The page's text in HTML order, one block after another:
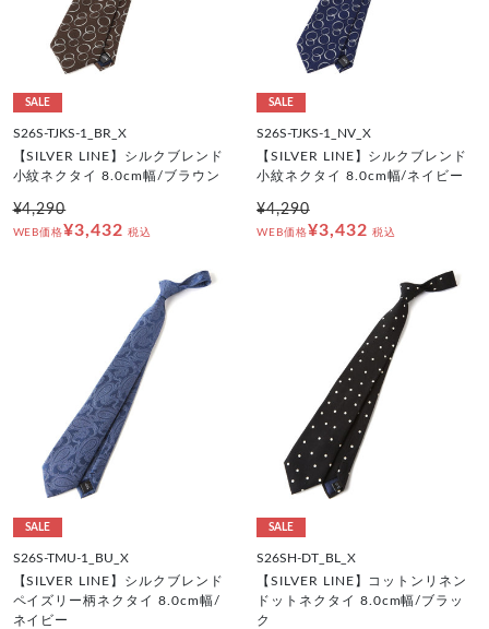
SALE
S26S-TJKS-1_BR_X
【SILVER LINE】シルクブレンド
小紋ネクタイ 8.0cm幅/ブラウン
¥4,290
WEB価格¥3,432 税込
SALE
S26S-TJKS-1_NV_X
【SILVER LINE】シルクブレンド
小紋ネクタイ 8.0cm幅/ネイビー
¥4,290
WEB価格¥3,432 税込
SALE
S26S-TMU-1_BU_X
【SILVER LINE】シルクブレンド
ペイズリー柄ネクタイ 8.0cm幅/
ネイビー
SALE
S26SH-DT_BL_X
【SILVER LINE】コットンリネン
ドットネクタイ 8.0cm幅/ブラッ
ク